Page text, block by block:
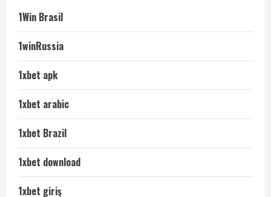
1Win Brasil
1winRussia
1xbet apk
1xbet arabic
1xbet Brazil
1xbet download
1xbet giriş